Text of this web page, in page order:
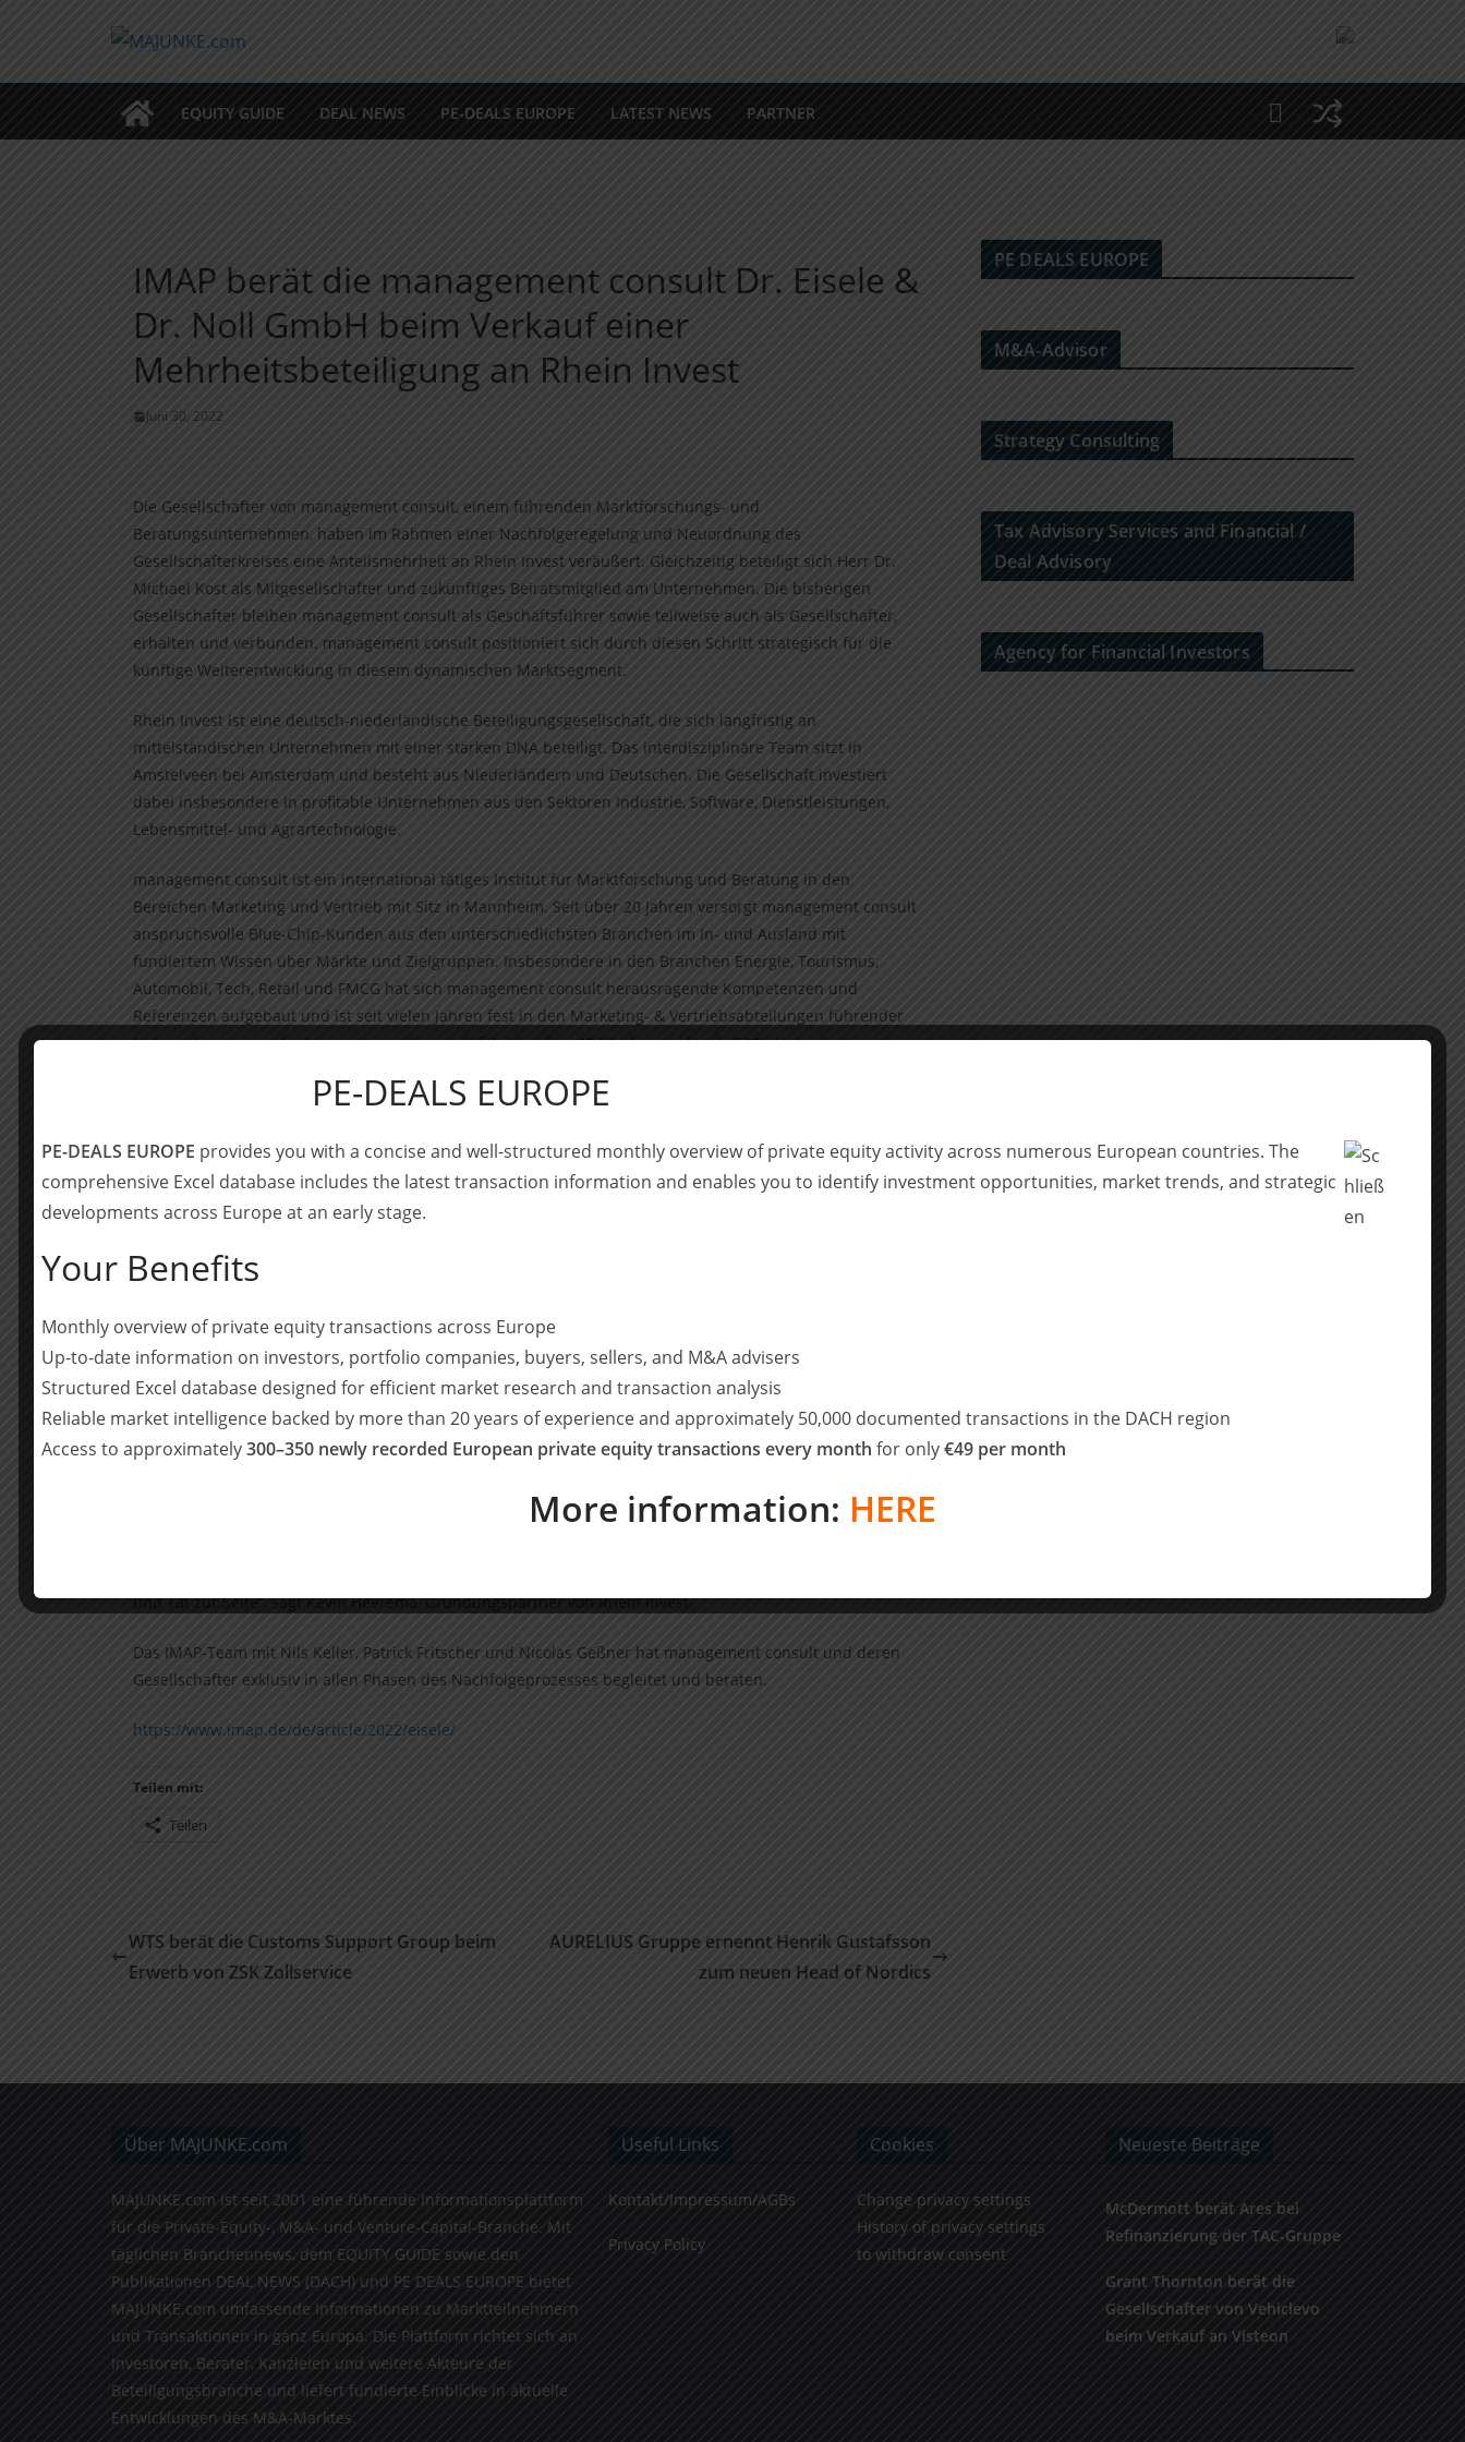
EQUITY GUIDE DEAL NEWS PE-DEALS EUROPE LATEST NEWS PARTNER
IMAP berät die management consult Dr. Eisele &
Dr. Noll GmbH beim Verkauf einer
Mehrheitsbeteiligung an Rhein Invest
Juni 30, 2022
Die Gesellschafter von management consult, einem führenden Marktforschungs- und
Beratungsunternehmen, haben im Rahmen einer Nachfolgeregelung und Neuordnung des
Gesellschafterkreises eine Anteilsmehrheit an Rhein Invest veräußert. Gleichzeitig beteiligt sich Herr Dr.
Michael Kost als Mitgesellschafter und zukünftiges Beiratsmitglied am Unternehmen. Die bisherigen
Gesellschafter bleiben management consult als Geschäftsführer sowie teilweise auch als Gesellschafter,
erhalten und verbunden. management consult positioniert sich durch diesen Schritt strategisch für die
künftige Weiterentwicklung in diesem dynamischen Marktsegment.
Rhein Invest ist eine deutsch-niederländische Beteiligungsgesellschaft, die sich langfristig an
mittelständischen Unternehmen mit einer starken DNA beteiligt. Das interdisziplinäre Team sitzt in
Amstelveen bei Amsterdam und besteht aus Niederländern und Deutschen. Die Gesellschaft investiert
dabei insbesondere in profitable Unternehmen aus den Sektoren Industrie, Software, Dienstleistungen,
Lebensmittel- und Agrartechnologie.
management consult ist ein international tätiges Institut für Marktforschung und Beratung in den
Bereichen Marketing und Vertrieb mit Sitz in Mannheim. Seit über 20 Jahren versorgt management consult
anspruchsvolle Blue-Chip-Kunden aus den unterschiedlichsten Branchen im In- und Ausland mit
fundiertem Wissen über Märkte und Zielgruppen. Insbesondere in den Branchen Energie, Tourismus,
Automobil, Tech, Retail und FMCG hat sich management consult herausragende Kompetenzen und
Referenzen aufgebaut und ist seit vielen Jahren fest in den Marketing- & Vertriebsabteilungen führender
Unternehmen verankert. management consult führt in über 40 Ländern mehr als 2 Mio. Interviews p.a.
Rhein Invest gemeinsam mit meinen bisherigen Geschäftsführerkollegen in eine erfolgreiche Zukunft
geführt wird. Mit diesem Schritt gewährleisten wir ein Höchstmaß an Kontinuität für unsere Kunden und
bieten allen Mitarbeitern eine herausragende Basis für ihre weitere Entwicklung“, erklärt Dr. Jürgen Eisele.
Und weiter: „Wir danken IMAP für die professionelle Beratung und den unermüdlichen Einsatz, die diese
zukunftsfähige Lösung mit Rhein Invest ermöglicht haben“.
Partner umzusetzen und die strategischen Entwicklungsmöglichkeiten in unserem Marktumfeld zu nutzen.
Dabei werden wir unseren Erfolgsprinzipien weiterhin treu bleiben: maßgeschneiderte Marktforschungs-
und Beratungslösungen in höchster Qualität, agil und mit einem top Preis-Leistungs-Verhältnis“, ergänzen
Markus Mayer, Hannes Wölfer und Stefan Seng.
„Mit management consult erwerben wir ein führendes Marktforschungsinstitut mit einem hohen Grad an
Wertschöpfung und etablierten Kundenbeziehungen in einem sich konsolidierenden Markt. Wir sind davon
überzeugt, dass management consult eine ideale Plattform für weiteres Wachstum darstellt und wir das
und Tat zur Seite“, sagt Kevin Heerema, Gründungspartner von Rhein Invest.
Das IMAP-Team mit Nils Keller, Patrick Fritscher und Nicolas Geßner hat management consult und deren
Gesellschafter exklusiv in allen Phasen des Nachfolgeprozesses begleitet und beraten.
https://www.imap.de/de/article/2022/eisele/
Teilen mit:
Teilen
WTS berät die Customs Support Group beim
Erwerb von ZSK Zollservice
AURELIUS Gruppe ernennt Henrik Gustafsson
zum neuen Head of Nordics
PE DEALS EUROPE
M&A-Advisor
Strategy Consulting
Tax Advisory Services and Financial /
Deal Advisory
Agency for Financial Investors
Über MAJUNKE.com
MAJUNKE.com ist seit 2001 eine führende Informationsplattform
für die Private-Equity-, M&A- und Venture-Capital-Branche. Mit
täglichen Branchennews, dem EQUITY GUIDE sowie den
Publikationen DEAL NEWS (DACH) und PE DEALS EUROPE bietet
MAJUNKE.com umfassende Informationen zu Marktteilnehmern
und Transaktionen in ganz Europa. Die Plattform richtet sich an
Investoren, Berater, Kanzleien und weitere Akteure der
Beteiligungsbranche und liefert fundierte Einblicke in aktuelle
Entwicklungen des M&A-Marktes.
Useful Links
Kontakt/Impressum/AGBs
Privacy Policy
Cookies
Change privacy settings
History of privacy settings
to withdraw consent
Neueste Beiträge
McDermott berät Ares bei
Refinanzierung der TAC-Gruppe
Grant Thornton berät die
Gesellschafter von Vehiclevo
beim Verkauf an Visteon
PE-DEALS EUROPE
PE-DEALS EUROPE provides you with a concise and well-structured monthly overview of private equity activity across numerous European countries. The
comprehensive Excel database includes the latest transaction information and enables you to identify investment opportunities, market trends, and strategic
developments across Europe at an early stage.
Your Benefits
Monthly overview of private equity transactions across Europe
Up-to-date information on investors, portfolio companies, buyers, sellers, and M&A advisers
Structured Excel database designed for efficient market research and transaction analysis
Reliable market intelligence backed by more than 20 years of experience and approximately 50,000 documented transactions in the DACH region
Access to approximately300–350 newly recorded European private equity transactions every month for only€49 per month
More information: HERE